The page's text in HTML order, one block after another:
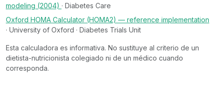
modeling (2004) · Diabetes Care
Oxford HOMA Calculator (HOMA2) — reference implementation
· University of Oxford · Diabetes Trials Unit
Esta calculadora es informativa. No sustituye al criterio de un
dietista-nutricionista colegiado ni de un médico cuando
corresponda.